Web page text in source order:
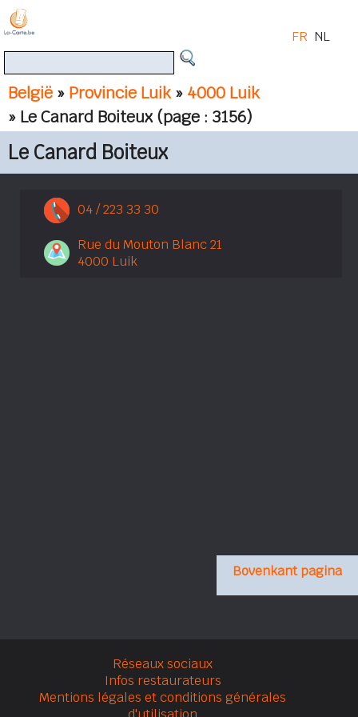
België » Provincie Luik» 4000 Luik
» Le Canard Boiteux (page : 3156)
FR NL
Le Canard Boiteux
04 / 223 33 30
Rue du Mouton Blanc 21
4000 Luik
Bovenkant pagina
Réseaux sociaux
Infos restaurateurs
Mentions légales et conditions générales